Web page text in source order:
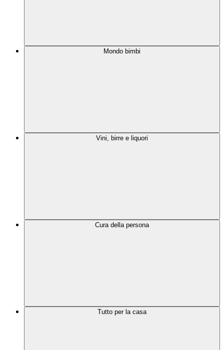
Mondo bimbi
Vini, birre e liquori
Cura della persona
Tutto per la casa